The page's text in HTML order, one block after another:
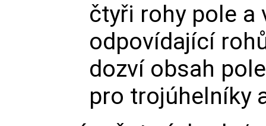
čtyři rohy pole a
odpovídající
dozví obsah
pro trojúhelníky